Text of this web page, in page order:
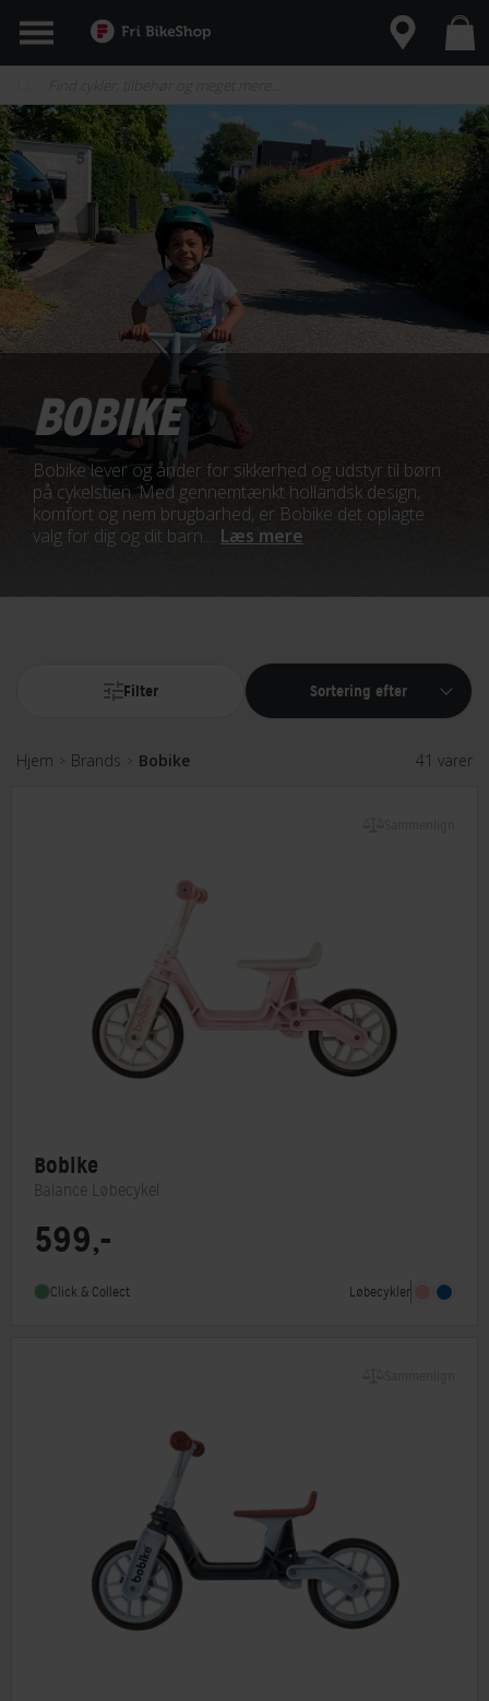
BOBIKE
Bobike lever og ånder for sikkerhed og udstyr til børn
på cykelstien. Med gennemtænkt hollandsk design,
komfort og nem brugbarhed, er Bobike det oplagte
valg for dig og dit barn.... Læs mere
Filter Sortering efter
Hjem > Brands > Bobike 41 varer
Bobike
Balance Løbecykel
599,-
Click & Collect Løbecykler